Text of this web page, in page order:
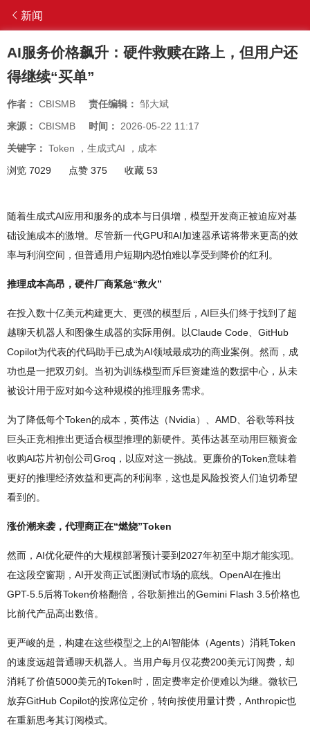
新闻
AI服务价格飙升：硬件救赎在路上，但用户还
得继续“买单”
作者： CBISMB 责任编辑： 邹大斌
来源： CBISMB 时间： 2026-05-22 11:17
关键字： Token ， 生成式AI ， 成本
浏览 7029
点赞 375 收藏 53
随着生成式AI应用和服务的成本与日俱增，模型开发商正被迫应对基
础设施成本的激增。尽管新一代GPU和AI加速器承诺将带来更高的效
率与利润空间，但普通用户短期内恐怕难以享受到降价的红利。
推理成本高昂，硬件厂商紧急“救火”
在投入数十亿美元构建更大、更强的模型后，AI巨头们终于找到了超
越聊天机器人和图像生成器的实际用例。以Claude Code、GitHub
Copilot为代表的代码助手已成为AI领域最成功的商业案例。然而，成
功也是一把双刃剑。当初为训练模型而斥巨资建造的数据中心，从未
被设计用于应对如今这种规模的推理服务需求。
为了降低每个Token的成本，英伟达（Nvidia）、AMD、谷歌等科技
巨头正竞相推出更适合模型推理的新硬件。英伟达甚至动用巨额资金
收购AI芯片初创公司Groq，以应对这一挑战。更廉价的Token意味着
更好的推理经济效益和更高的利润率，这也是风险投资人们迫切希望
看到的。
涨价潮来袭，代理商正在“燃烧”Token
然而，AI优化硬件的大规模部署预计要到2027年初至中期才能实现。
在这段空窗期，AI开发商正试图测试市场的底线。OpenAI在推出
GPT-5.5后将Token价格翻倍，谷歌新推出的Gemini Flash 3.5价格也
比前代产品高出数倍。
更严峻的是，构建在这些模型之上的AI智能体（Agents）消耗Token
的速度远超普通聊天机器人。当用户每月仅花费200美元订阅费，却
消耗了价值5000美元的Token时，固定费率定价便难以为继。微软已
放弃GitHub Copilot的按席位定价，转向按使用量计费，Anthropic也
在重新思考其订阅模式。